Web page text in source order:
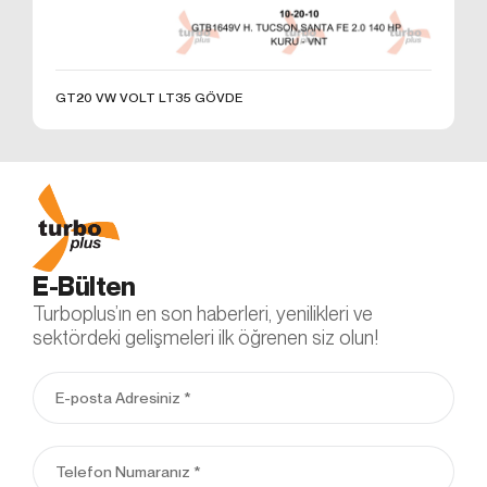
GT20 VW VOLT LT35 GÖVDE
E-Bülten
Turboplus’ın en son haberleri, yenilikleri ve
sektördeki gelişmeleri ilk öğrenen siz olun!
Çerezler, ziyaret ettiğiniz internet siteleri tarafından
tarayıcılar aracılığıyla cihazınıza veya ağ sunucusuna
deneyimi yaşayabilirsiniz.
İnternet Sitemizde çerez kullanılmasının başlıca
amaçları aşağıda sıralanmaktadır:
İnternet sitesinin işlevselliğini ve performansını
arttırmak yoluyla sizlere sunulan hizmetleri
geliştirmek,
İnternet Sitesini iyileştirmek ve İnternet Sitesi
üzerinden yeni özellikler sunmak ve sunulan
özellikleri sizlerin tercihlerine göre kişiselleştirmek;
İnternet Sitesinin, sizin ve Kurum’un hukuki ve
ticari güvenliğinin teminini sağlamak, Site